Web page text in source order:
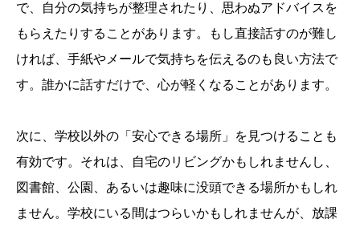
で、自分の気持ちが整理されたり、思わぬアドバイスを
もらえたりすることがあります。もし直接話すのが難し
ければ、手紙やメールで気持ちを伝えるのも良い方法で
す。誰かに話すだけで、心が軽くなることがあります。
次に、学校以外の「安心できる場所」を見つけることも
有効です。それは、自宅のリビングかもしれませんし、
図書館、公園、あるいは趣味に没頭できる場所かもしれ
ません。学校にいる間はつらいかもしれませんが、放課